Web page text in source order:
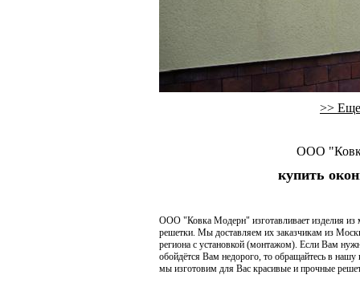
>>
ООО
купить
ООО "Ковка Модерн" изготавливает изделия из
решетки. Мы доставляем их заказчикам из
региона с установкой (монтажом). Если Вам
обойдётся Вам недорого, то обращайтесь в
мы изготовим для Вас красивые и прочные